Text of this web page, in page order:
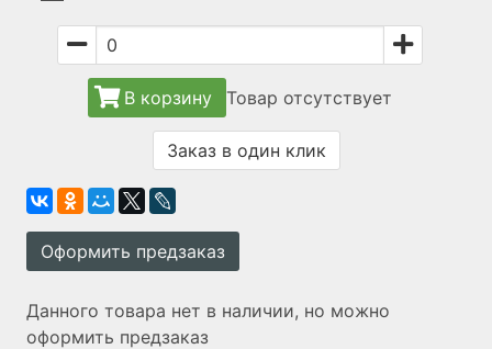
В корзину Товар отсутствует
Заказ в один клик
Оформить предзаказ
Данного товара нет в наличии, но можно
оформить предзаказ